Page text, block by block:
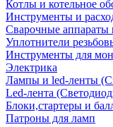
Котлы и котельное
Инструменты и
Сварочные аппараты
Уплотнители
Инструменты для
Электрика
Лампы и led-ленты
Led-лента
Блоки,стартеры и
Патроны для ламп